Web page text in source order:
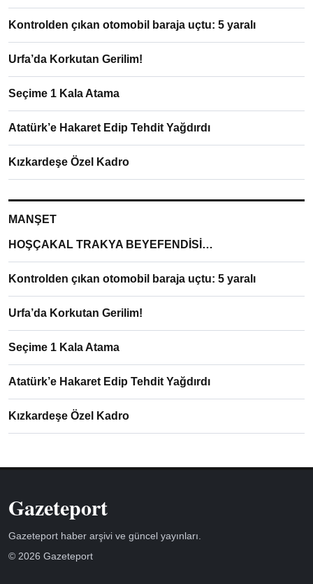
Kontrolden çıkan otomobil baraja uçtu: 5 yaralı
Urfa’da Korkutan Gerilim!
Seçime 1 Kala Atama
Atatürk’e Hakaret Edip Tehdit Yağdırdı
Kızkardeşe Özel Kadro
MANŞET
HOŞÇAKAL TRAKYA BEYEFENDİSİ…
Kontrolden çıkan otomobil baraja uçtu: 5 yaralı
Urfa’da Korkutan Gerilim!
Seçime 1 Kala Atama
Atatürk’e Hakaret Edip Tehdit Yağdırdı
Kızkardeşe Özel Kadro
Gazeteport
Gazeteport haber arşivi ve güncel yayınları.
© 2026 Gazeteport